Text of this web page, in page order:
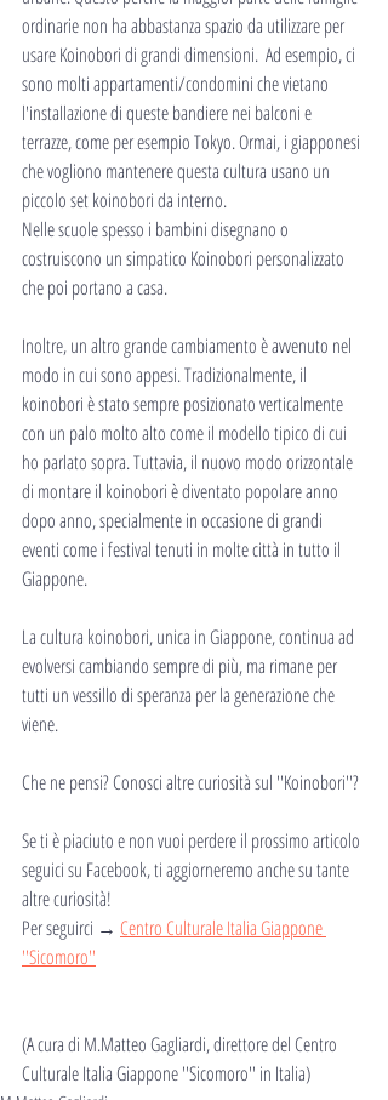
ordinarie non ha abbastanza spazio da utilizzare per
usare Koinobori di grandi dimensioni.  Ad esempio, ci
sono molti appartamenti/condomini che vietano
l'installazione di queste bandiere nei balconi e
terrazze, come per esempio Tokyo. Ormai, i giapponesi
che vogliono mantenere questa cultura usano un
piccolo set koinobori da interno.
Nelle scuole spesso i bambini disegnano o
costruiscono un simpatico Koinobori personalizzato
che poi portano a casa.
Inoltre, un altro grande cambiamento è avvenuto nel
modo in cui sono appesi. Tradizionalmente, il
koinobori è stato sempre posizionato verticalmente
con un palo molto alto come il modello tipico di cui
ho parlato sopra. Tuttavia, il nuovo modo orizzontale
di montare il koinobori è diventato popolare anno
dopo anno, specialmente in occasione di grandi
eventi come i festival tenuti in molte città in tutto il
Giappone.
La cultura koinobori, unica in Giappone, continua ad
evolversi cambiando sempre di più, ma rimane per
tutti un vessillo di speranza per la generazione che
viene.
Che ne pensi? Conosci altre curiosità sul ''Koinobori''?
Se ti è piaciuto e non vuoi perdere il prossimo articolo
seguici su Facebook, ti aggiorneremo anche su tante
altre curiosità!
Per seguirci → Centro Culturale Italia Giappone
''Sicomoro''
(A cura di M.Matteo Gagliardi, direttore del Centro
Culturale Italia Giappone ''Sicomoro'' in Italia)